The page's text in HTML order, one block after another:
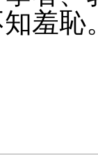
羞恥